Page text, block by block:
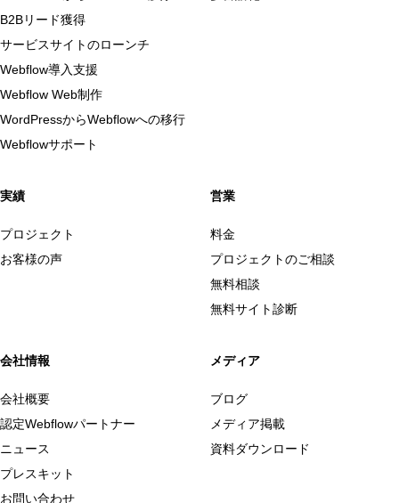
B2Bリード獲得
サービスサイトのローンチ
Webflow導入支援
Webflow Web制作
WordPressからWebflowへの移行
Webflowサポート
実績
プロジェクト
お客様の声
営業
料金
プロジェクトのご相談
無料相談
無料サイト診断
会社情報
会社概要
認定Webflowパートナー
ニュース
プレスキット
お問い合わせ
メディア
ブログ
メディア掲載
資料ダウンロード